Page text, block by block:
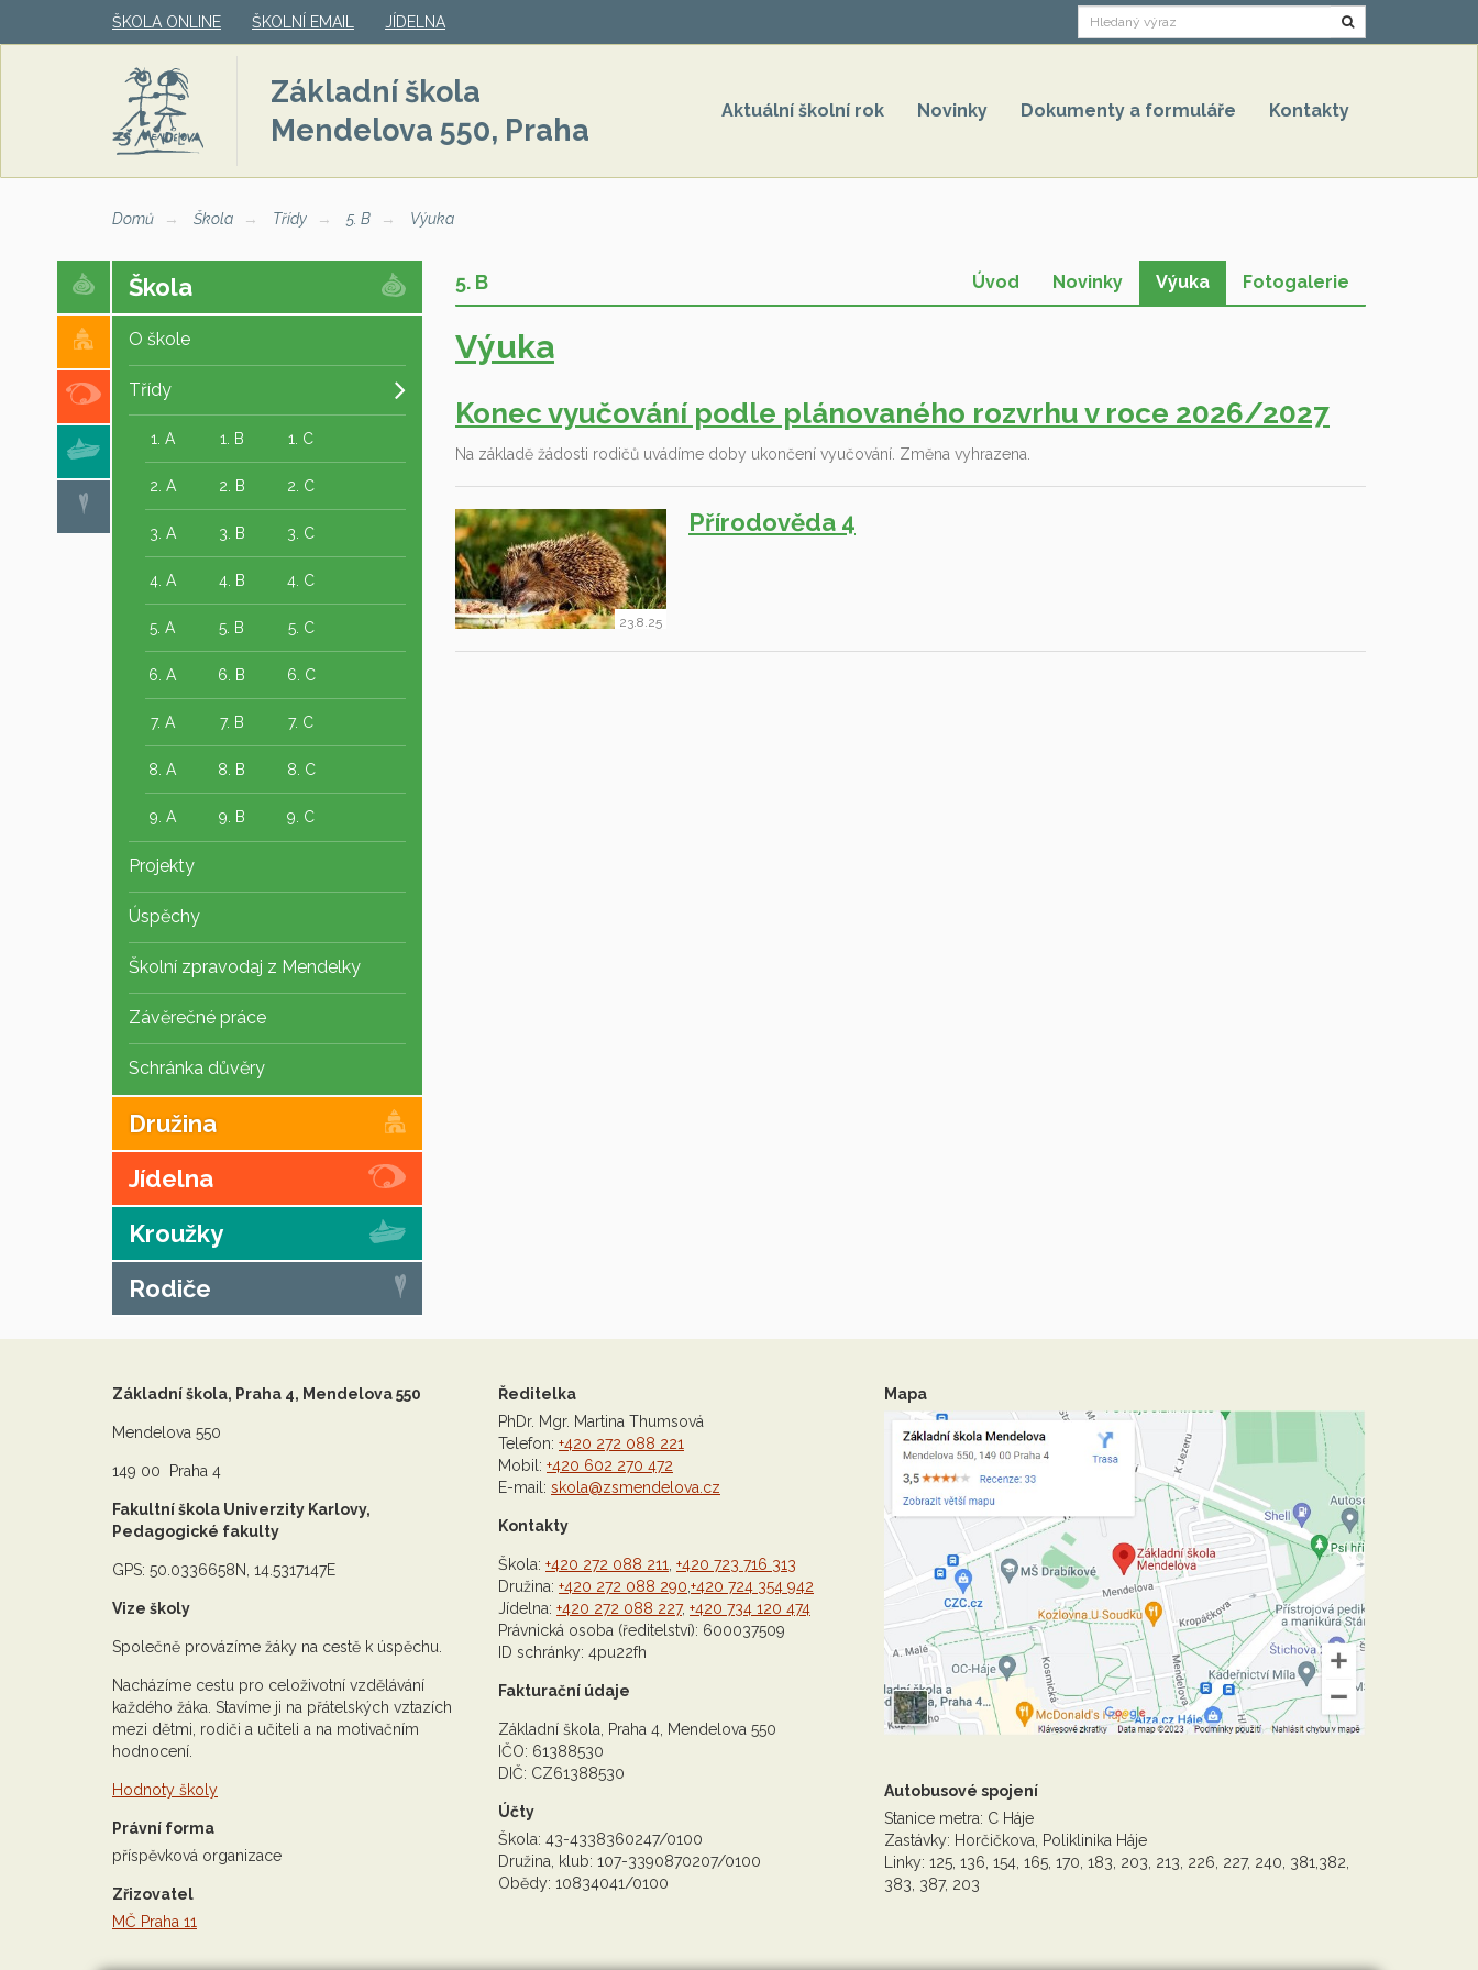
ŠKOLA ONLINE ŠKOLNÍ EMAIL JÍDELNA Hledat
Základní škola
Mendelova 550, Praha
Aktuální školní rok Novinky Dokumenty a formuláře Kontakty
Domů Škola Třídy 5. B Výuka
Škola
O škole
Třídy
1. A 1. B 1. C
2. A 2. B 2. C
3. A 3. B 3. C
4. A 4. B 4. C
5. A 5. B 5. C
6. A 6. B 6. C
7. A 7. B 7. C
8. A 8. B 8. C
9. A 9. B 9. C
Projekty
Úspěchy
Školní zpravodaj z Mendelky
Závěrečné práce
Schránka důvěry
Družina
Jídelna
Kroužky
Rodiče
5. B Úvod Novinky Výuka Fotogalerie
Výuka
Konec vyučování podle plánovaného rozvrhu v roce 2026/2027
Na základě žádosti rodičů uvádíme doby ukončení vyučování. Změna vyhrazena.
23.8.25
Přírodověda 4
Základní škola, Praha 4, Mendelova 550
Mendelova 550
149 00 Praha 4
Fakultní škola Univerzity Karlovy,
Pedagogické fakulty
GPS: 50.0336658N, 14.5317147E
Vize školy
Společně provázíme žáky na cestě k úspěchu.
Nacházíme cestu pro celoživotní vzdělávání
každého žáka. Stavíme ji na přátelských vztazích
mezi dětmi, rodiči a učiteli a na motivačním
hodnocení.
Hodnoty školy
Právní forma
příspěvková organizace
Zřizovatel
MČ Praha 11
Ředitelka
PhDr. Mgr. Martina Thumsová
Telefon: +420 272 088 221
Mobil: +420 602 270 472
E-mail: skola@zsmendelova.cz
Kontakty
Škola: +420 272 088 211 +420 723 716 313
Družina: +420 272 088 290 +420 724 354 942
Jídelna: +420 272 088 227, +420 734 120 474
Právnická osoba (ředitelství): 600037509
ID schránky: 4pu22fh
Fakturační údaje
Základní škola, Praha 4, Mendelova 550
IČO: 61388530
DIČ: CZ61388530
Účty
Škola: 43-4338360247/0100
Družina, klub: 107-3390870207/0100
Obědy: 10834041/0100
Mapa
Autobusové spojení
Stanice metra: C Háje
Zastávky: Horčičkova, Poliklinika Háje
Linky: 125, 136, 154, 165, 170, 183, 203, 213, 226, 227, 240, 381,382,
383, 387, 203